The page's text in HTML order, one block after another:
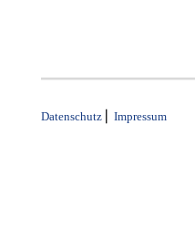
Datenschutz Impressum